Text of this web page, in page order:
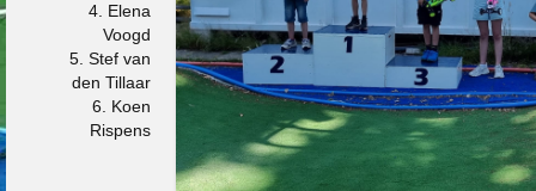
4. Elena
Voogd
5. Stef van
den Tillaar
6. Koen
Rispens